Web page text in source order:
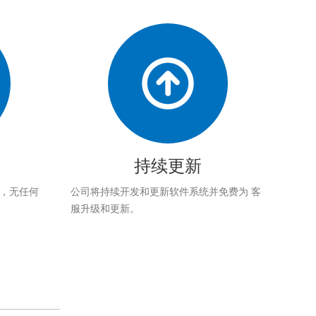
无任何
持续更新
公司将持续开发和更新软件系统并免费为 客
服升级和更新。